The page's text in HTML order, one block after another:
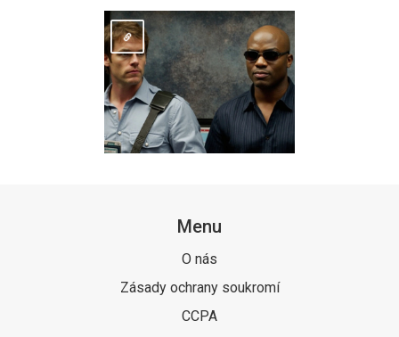
Menu
O nás
Zásady ochrany soukromí
CCPA